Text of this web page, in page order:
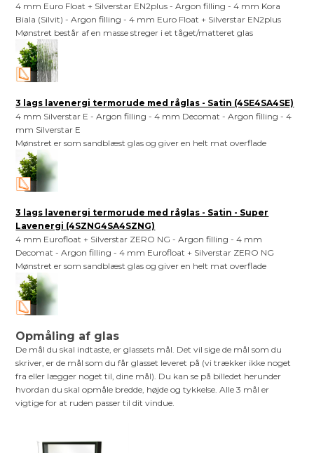
4 mm Euro Float + Silverstar EN2plus - Argon filling - 4 mm Kora
Biala (Silvit) - Argon filling - 4 mm Euro Float + Silverstar EN2plus
Mønstret består af en masse streger i et tåget/matteret glas
3 lags lavenergi termorude med råglas - Satin (4SE4SA4SE)
4 mm Silverstar E - Argon filling - 4 mm Decomat - Argon filling - 4
mm Silverstar E
Mønstret er som sandblæst glas og giver en helt mat overflade
3 lags lavenergi termorude med råglas - Satin - Super
Lavenergi (4SZNG4SA4SZNG)
4 mm Eurofloat + Silverstar ZERO NG - Argon filling - 4 mm
Decomat - Argon filling - 4 mm Eurofloat + Silverstar ZERO NG
Mønstret er som sandblæst glas og giver en helt mat overflade
Opmåling af glas
De mål du skal indtaste, er glassets mål. Det vil sige de mål som du
skriver, er de mål som du får glasset leveret på (vi trækker ikke noget
fra eller lægger noget til, dine mål). Du kan se på billedet herunder
hvordan du skal opmåle bredde, højde og tykkelse. Alle 3 mål er
vigtige for at ruden passer til dit vindue.